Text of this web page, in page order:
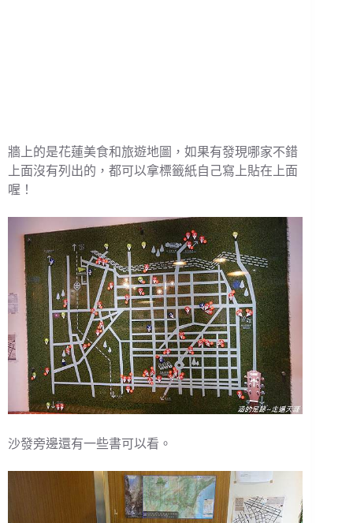
牆上的是花蓮美食和旅遊地圖，如果有發現哪家不錯
上面沒有列出的，都可以拿標籤紙自己寫上貼在上面
喔！
沙發旁邊還有一些書可以看。